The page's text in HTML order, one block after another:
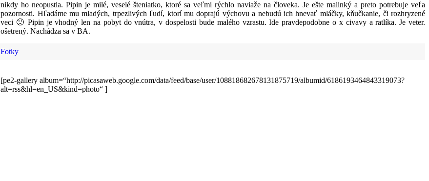
nikdy ho neopustia. Pipin je milé, veselé šteniatko, ktoré sa veľmi rýchlo naviaže na človeka. Je ešte malinký a preto potrebuje veľa
pozornosti. Hľadáme mu mladých, trpezlivých ľudí, ktorí mu doprajú výchovu a nebudú ich hnevať mláčky, kňučkanie, či rozhryzené
veci 🙂 Pipin je vhodný len na pobyt do vnútra, v dospelosti bude malého vzrastu. Ide pravdepodobne o x civavy a ratlíka. Je veter.
ošetrený. Nachádza sa v BA.
Fotky
[pe2-gallery album=“http://picasaweb.google.com/data/feed/base/user/108818682678131875719/albumid/6186193464843319073?
alt=rss&hl=en_US&kind=photo“ ]